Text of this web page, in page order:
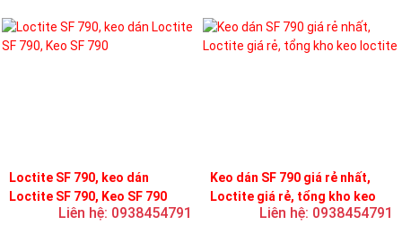
Loctite SF 790, keo dán
Loctite SF 790, Keo SF 790
Liên hệ: 0938454791
Keo dán SF 790 giá rẻ nhất,
Loctite giá rẻ, tổng kho keo
Liên hệ: 0938454791